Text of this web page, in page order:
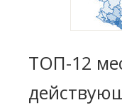
ТОП-12